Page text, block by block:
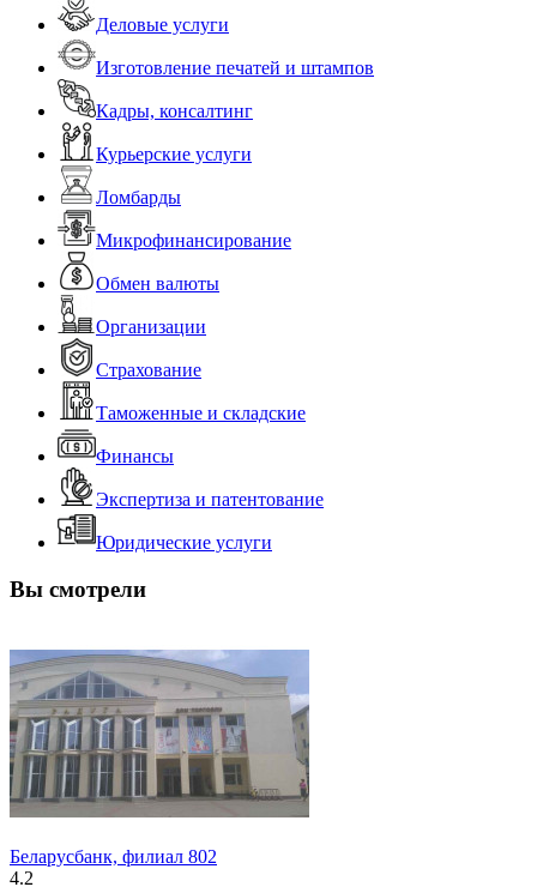
Деловые услуги
Изготовление печатей и штампов
Кадры, консалтинг
Курьерские услуги
Ломбарды
Микрофинансирование
Обмен валюты
Организации
Страхование
Таможенные и складские
Финансы
Экспертиза и патентование
Юридические услуги
Вы смотрели
Беларусбанк, филиал 802
4.2